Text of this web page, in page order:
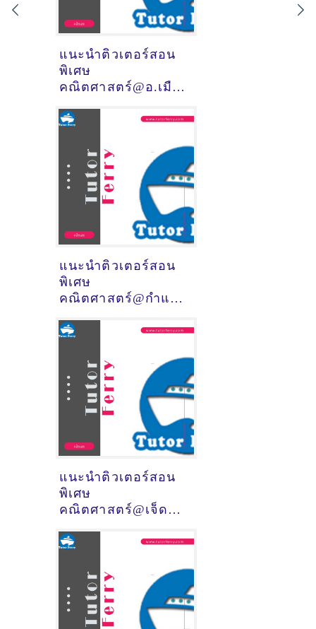
แนะนำติวเตอร์สอน
พิเศษ
คณิตศาสตร์@อ.เมือง
(จังหวัด
แนะนำติวเตอร์สอน
พิเศษ
คณิตศาสตร์@กำแพงเพชร
แนะนำติวเตอร์สอน
พิเศษ
คณิตศาสตร์@เจ็ด
เชียงใหม่)